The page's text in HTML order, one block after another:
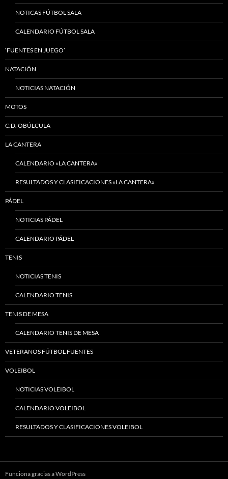
NOTICAS FÚTBOL SALA
CALENDARIO FÚTBOL SALA
‘FUENTES EN JUEGO’
NATACIÓN
NOTICIAS NATACIÓN
MOTOS
C.D. OBÚLCULA
LA CANTERA
CALENDARIO «LA CANTERA»
RESULTADOS Y CLASIFICACIONES «LA CANTERA»
PÁDEL
NOTICIAS PÁDEL
CALENDARIO PÁDEL
TENIS
NOTICIAS TENIS
CALENDARIO TENIS
TENIS DE MESA
CALENDARIO TENIS DE MESA
VETERANOS FÚTBOL FUENTES
VOLEIBOL
NOTICIAS VOLEIBOL
CALENDARIO VOLEIBOL
RESULTADOS Y CLASIFICACIONES VOLEIBOL
Funciona gracias a WordPress